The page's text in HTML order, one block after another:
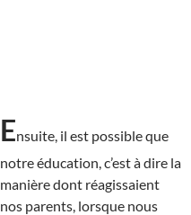
Ensuite, il est possible que
notre éducation, c’est à dire la
manière dont réagissaient
nos parents, lorsque nous